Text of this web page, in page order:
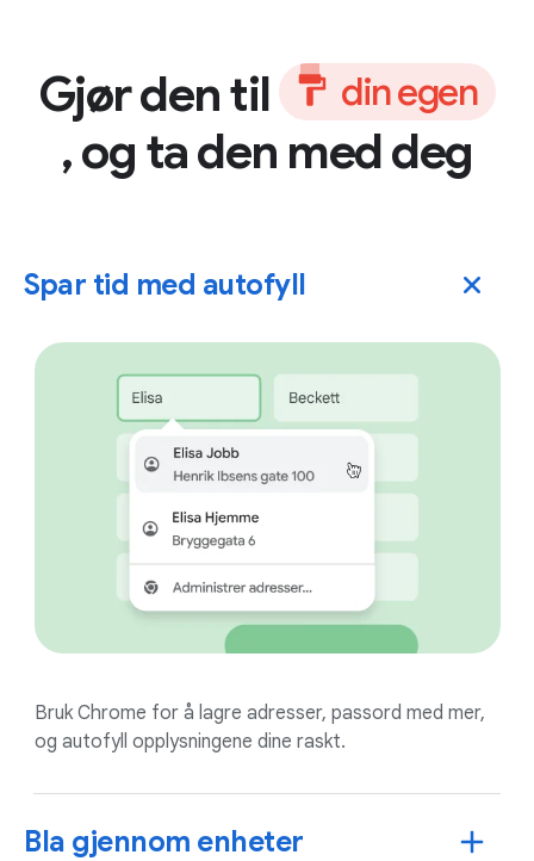
Gjør den til dinegen
, og ta den med deg
Spar tid med autofyll
Bruk Chrome for å lagre adresser, passord med mer,
og autofyll opplysningene dine raskt.
Bla gjennom enheter